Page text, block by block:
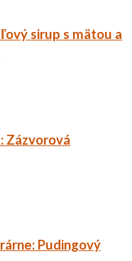
sirup s mätou a
Zázvorová
Pudingový